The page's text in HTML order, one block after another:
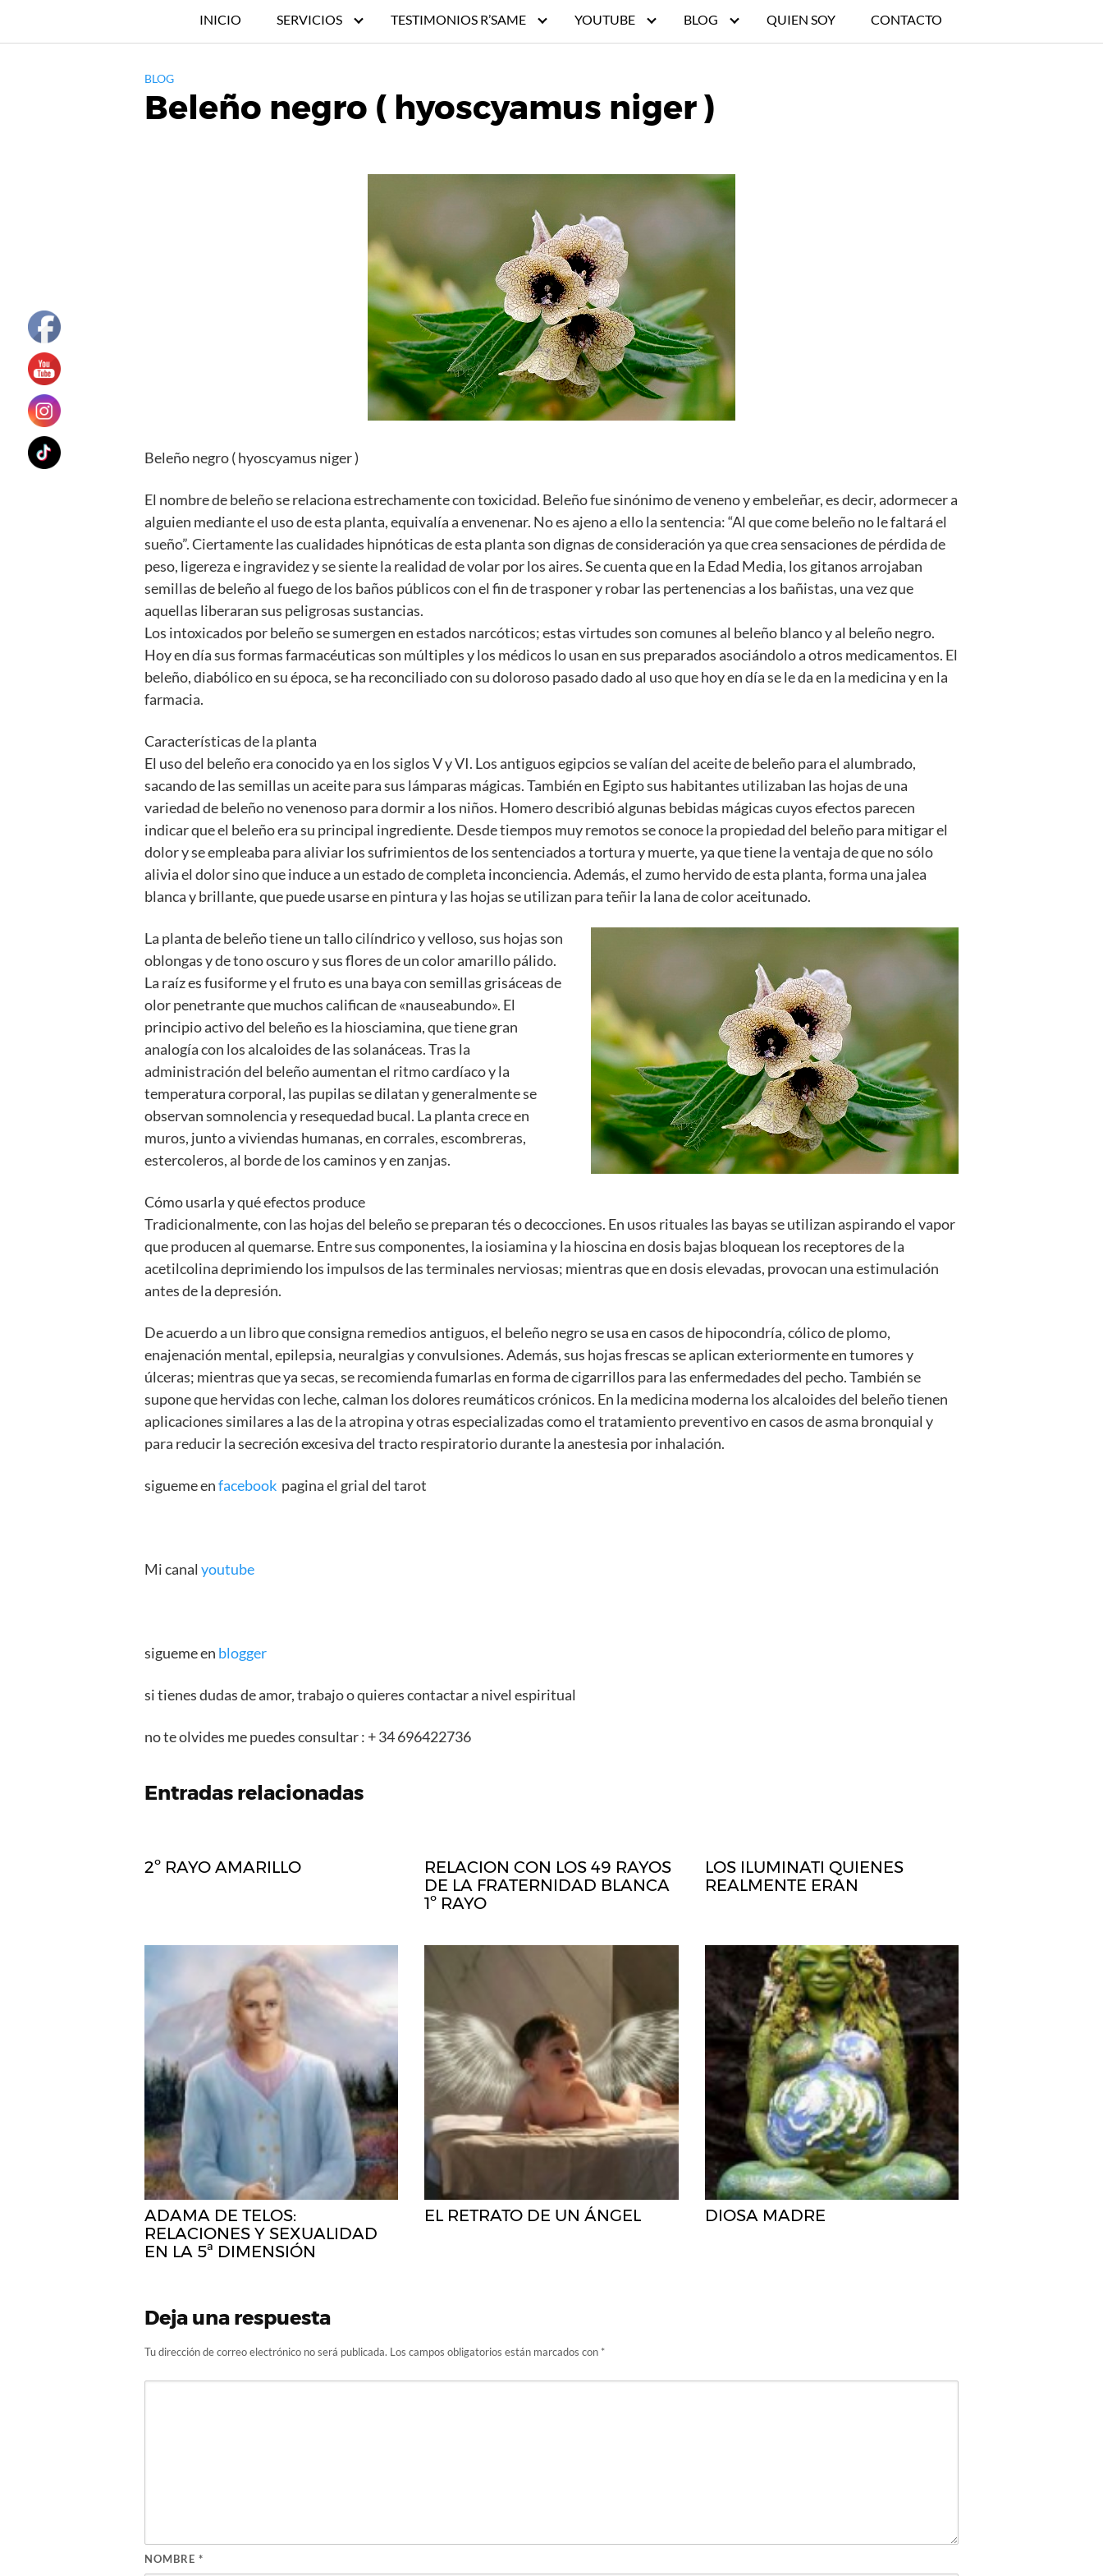
INICIO SERVICIOS TESTIMONIOS R’SAME YOUTUBE BLOG QUIEN SOY CONTACTO
BLOG
Beleño negro ( hyoscyamus niger )
Beleño negro ( hyoscyamus niger )
El nombre de beleño se relaciona estrechamente con toxicidad. Beleño fue sinónimo de veneno y embeleñar, es decir, adormecer a
alguien mediante el uso de esta planta, equivalía a envenenar. No es ajeno a ello la sentencia: “Al que come beleño no le faltará el
sueño”. Ciertamente las cualidades hipnóticas de esta planta son dignas de consideración ya que crea sensaciones de pérdida de
peso, ligereza e ingravidez y se siente la realidad de volar por los aires. Se cuenta que en la Edad Media, los gitanos arrojaban
semillas de beleño al fuego de los baños públicos con el fin de trasponer y robar las pertenencias a los bañistas, una vez que
aquellas liberaran sus peligrosas sustancias.
Los intoxicados por beleño se sumergen en estados narcóticos; estas virtudes son comunes al beleño blanco y al beleño negro.
Hoy en día sus formas farmacéuticas son múltiples y los médicos lo usan en sus preparados asociándolo a otros medicamentos. El
beleño, diabólico en su época, se ha reconciliado con su doloroso pasado dado al uso que hoy en día se le da en la medicina y en la
farmacia.
Características de la planta
El uso del beleño era conocido ya en los siglos V y VI. Los antiguos egipcios se valían del aceite de beleño para el alumbrado,
sacando de las semillas un aceite para sus lámparas mágicas. También en Egipto sus habitantes utilizaban las hojas de una
variedad de beleño no venenoso para dormir a los niños. Homero describió algunas bebidas mágicas cuyos efectos parecen
indicar que el beleño era su principal ingrediente. Desde tiempos muy remotos se conoce la propiedad del beleño para mitigar el
dolor y se empleaba para aliviar los sufrimientos de los sentenciados a tortura y muerte, ya que tiene la ventaja de que no sólo
alivia el dolor sino que induce a un estado de completa inconciencia. Además, el zumo hervido de esta planta, forma una jalea
blanca y brillante, que puede usarse en pintura y las hojas se utilizan para teñir la lana de color aceitunado.
La planta de beleño tiene un tallo cilíndrico y velloso, sus hojas son
oblongas y de tono oscuro y sus flores de un color amarillo pálido.
La raíz es fusiforme y el fruto es una baya con semillas grisáceas de
olor penetrante que muchos califican de «nauseabundo». El
principio activo del beleño es la hiosciamina, que tiene gran
analogía con los alcaloides de las solanáceas. Tras la
administración del beleño aumentan el ritmo cardíaco y la
temperatura corporal, las pupilas se dilatan y generalmente se
observan somnolencia y resequedad bucal. La planta crece en
muros, junto a viviendas humanas, en corrales, escombreras,
estercoleros, al borde de los caminos y en zanjas.
Cómo usarla y qué efectos produce
Tradicionalmente, con las hojas del beleño se preparan tés o decocciones. En usos rituales las bayas se utilizan aspirando el vapor
que producen al quemarse. Entre sus componentes, la iosiamina y la hioscina en dosis bajas bloquean los receptores de la
acetilcolina deprimiendo los impulsos de las terminales nerviosas; mientras que en dosis elevadas, provocan una estimulación
antes de la depresión.
De acuerdo a un libro que consigna remedios antiguos, el beleño negro se usa en casos de hipocondría, cólico de plomo,
enajenación mental, epilepsia, neuralgias y convulsiones. Además, sus hojas frescas se aplican exteriormente en tumores y
úlceras; mientras que ya secas, se recomienda fumarlas en forma de cigarrillos para las enfermedades del pecho. También se
supone que hervidas con leche, calman los dolores reumáticos crónicos. En la medicina moderna los alcaloides del beleño tienen
aplicaciones similares a las de la atropina y otras especializadas como el tratamiento preventivo en casos de asma bronquial y
para reducir la secreción excesiva del tracto respiratorio durante la anestesia por inhalación.
sigueme enfacebook pagina el grial del tarot
Mi canal youtube
sigueme en blogger
si tienes dudas de amor, trabajo o quieres contactar a nivel espiritual
no te olvides me puedes consultar : + 34 696422736
Entradas relacionadas
2º RAYO AMARILLO
RELACION CON LOS 49 RAYOS
DE LA FRATERNIDAD BLANCA
1º RAYO
LOS ILUMINATI QUIENES
REALMENTE ERAN
ADAMA DE TELOS:
RELACIONES Y SEXUALIDAD
EN LA 5ª DIMENSIÓN
EL RETRATO DE UN ÁNGEL DIOSA MADRE
Deja una respuesta
Tu dirección de correo electrónico no será publicada. Los campos obligatorios están marcados con *
NOMBRE *